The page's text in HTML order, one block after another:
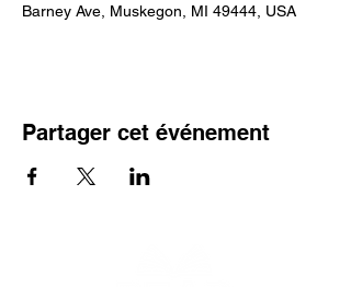
Barney Ave, Muskegon, MI 49444, USA
Partager cet événement